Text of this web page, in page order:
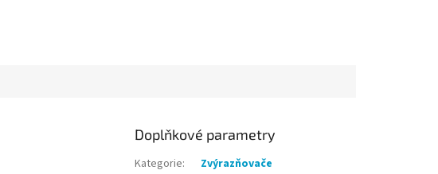
Doplňkové parametry
Kategorie:
Zvýrazňovače